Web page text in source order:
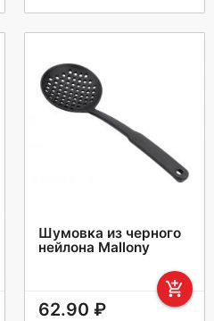
Шумовка из черного
нейлона Mallony
add_shopping_cart
62.90 ₽